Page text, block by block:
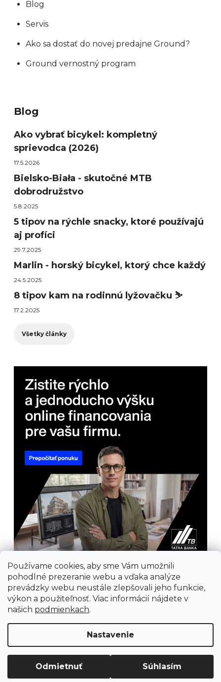
Používame cookies, aby sme Vám umožnili
pohodlné prezeranie webu a vďaka analýze
prevádzky webu neustále zlepšovali jeho funkcie,
výkon a použiteľnosť. Viac informácií nájdete v
našich podmienkach.
Nastavenie
Odmietnuť Súhlasím
Blog
Servis
Ako sa dostať do novej predajne Ground?
Ground vernostný program
Blog
Ako vybrať bicykel: kompletný
sprievodca (2026)
17.5.2026
Bielsko-Biała - skutočné MTB
dobrodružstvo
5.8.2025
5 tipov na rýchle snacky, ktoré používajú
aj profíci
29.7.2025
Marlin - horský bicykel, ktorý chce každý
24.5.2025
8 tipov kam na rodinnú lyžovačku ⛷️
17.2.2025
Všetky články
Vytvoril Shoptet